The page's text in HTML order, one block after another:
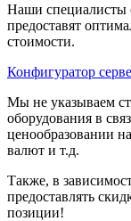
Наши специалисты
предоставят
стоимости.
Конфигуратор
Мы не указываем
оборудования в
ценообразовании
валют и т.д.
Также, в
предоставлять
позиции!